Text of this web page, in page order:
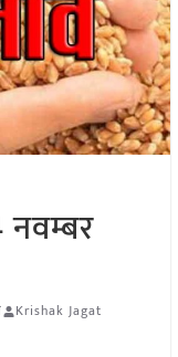
Krishak Jagat